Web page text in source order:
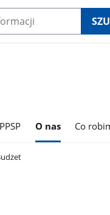
O nas Co